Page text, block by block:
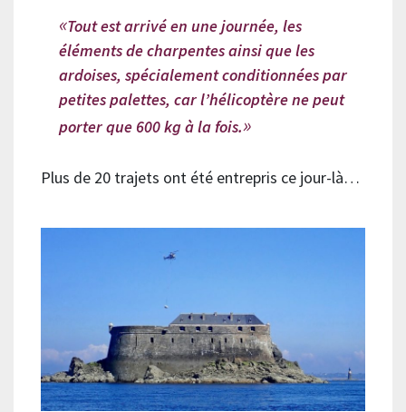
Tout est arrivé en une journée, les
éléments de charpentes ainsi que les
ardoises, spécialement conditionnées par
petites palettes, car l’hélicoptère ne peut
porter que 600 kg à la fois.
Plus de 20 trajets ont été entrepris ce jour-là…